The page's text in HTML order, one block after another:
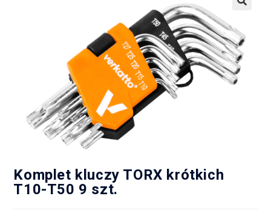
Komplet kluczy TORX krótkich
T10-T50 9 szt.